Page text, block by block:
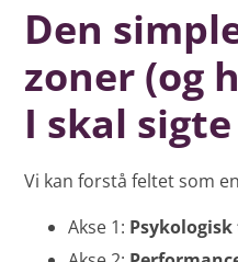
Den
zoner (og
I skal
Vi kan forstå feltet som
Akse 1: